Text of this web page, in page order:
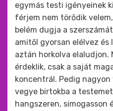
egymás testi igényeinek
férjem nem törődik
belém dugja a
amitől gyorsan elélvez és
aztán horkolva elaludjon.
érdeklik, csak a saját
koncentrál. Pedig
vegye birtokba a
hangszeren, simogasson